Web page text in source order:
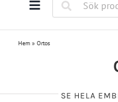
Hem » Ortos
SE HELA